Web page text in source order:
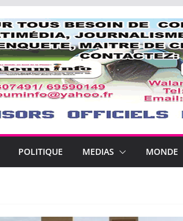
POLITIQUE MEDIAS MONDE